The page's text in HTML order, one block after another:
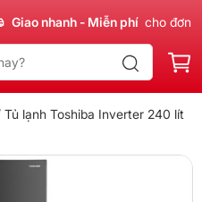
nhanh - Miễn phí cho đơn
Tủ lạnh Toshiba Inverter 240 lít